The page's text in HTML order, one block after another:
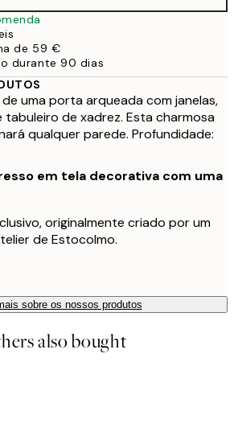
de 59 €
durante 90 dias
uma porta arqueada com janelas,
tabuleiro de xadrez. Esta charmosa
qualquer parede. Profundidade:
em tela decorativa com uma
originalmente criado por um
de Estocolmo.
sobre os nossos produtos
also bought